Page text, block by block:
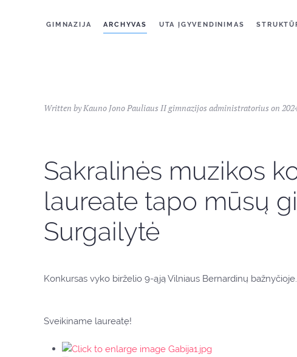
GIMNAZIJA ARCHYVAS UTA ĮGYVENDINIMAS
Written by Kauno Jono Pauliaus II gimnazijos administratorius on
Sakralinės muzikos
laureate tapo mūsų
Surgailytė
Konkursas vyko birželio 9-ąją Vilniaus Bernardinų
Sveikiname laureatę!